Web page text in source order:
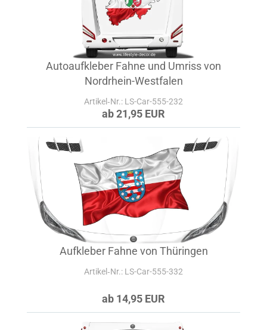
Autoaufkleber Fahne und Umriss von
Nordrhein-Westfalen
Artikel‑Nr.: LS-Car-555-232
ab 21,95 EUR
Aufkleber Fahne von Thüringen
Artikel‑Nr.: LS-Car-555-332
ab 14,95 EUR